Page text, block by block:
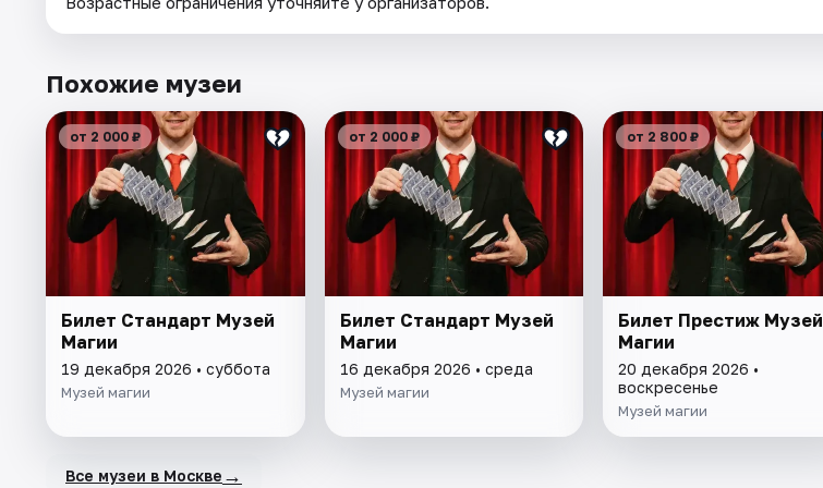
Похожие музеи
от 2 000 ₽
Билет Стандарт Музей
Магии
19 декабря 2026 • суббота
Музей магии
от 2 000 ₽
Билет Стандарт Музей
Магии
16 декабря 2026 • среда
Музей магии
от 2 800 ₽
Билет Престиж Музей
Магии
20 декабря 2026 •
воскресенье
Музей магии
Все музеи в Москве →